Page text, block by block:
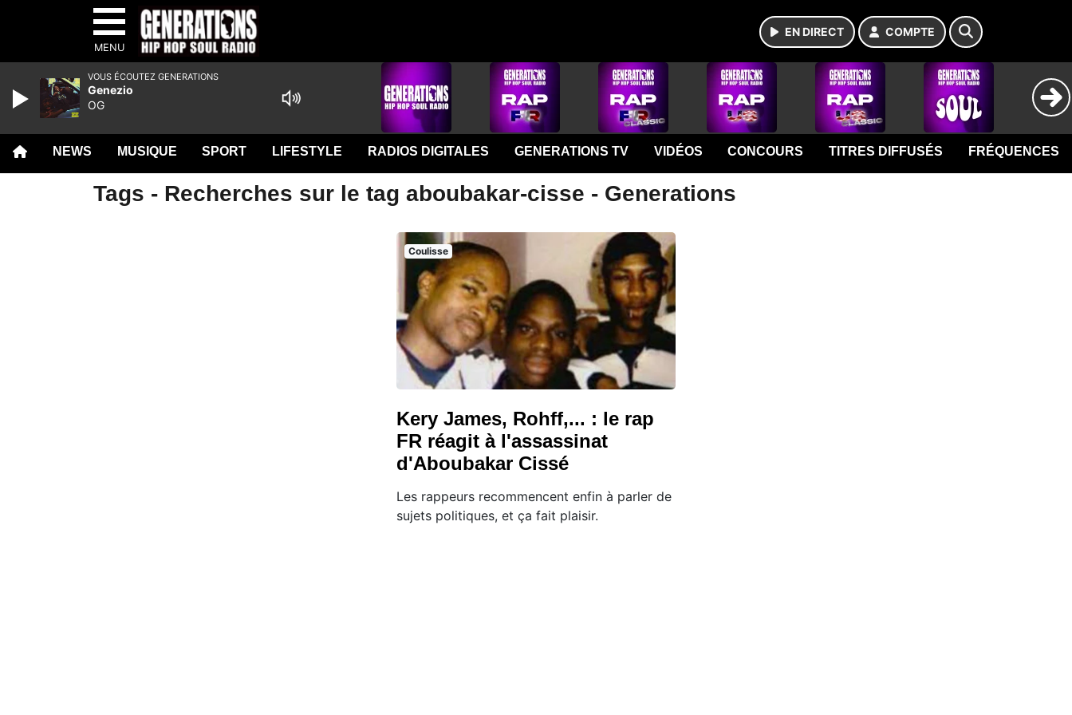
MENU
EN DIRECT COMPTE
NEWS MUSIQUE SPORT LIFESTYLE RADIOS DIGITALES GENERATIONS TV VIDÉOS CONCOURS TITRES DIFFUSÉS FRÉQUENCES
Tags - Recherches sur le tag aboubakar-cisse - Generations
Coulisse
Kery James, Rohff,... : le rap
FR réagit à l'assassinat
d'Aboubakar Cissé
Les rappeurs recommencent enfin à parler de
sujets politiques, et ça fait plaisir.
VOUS ÉCOUTEZ GENERATIONS
Genezio
OG